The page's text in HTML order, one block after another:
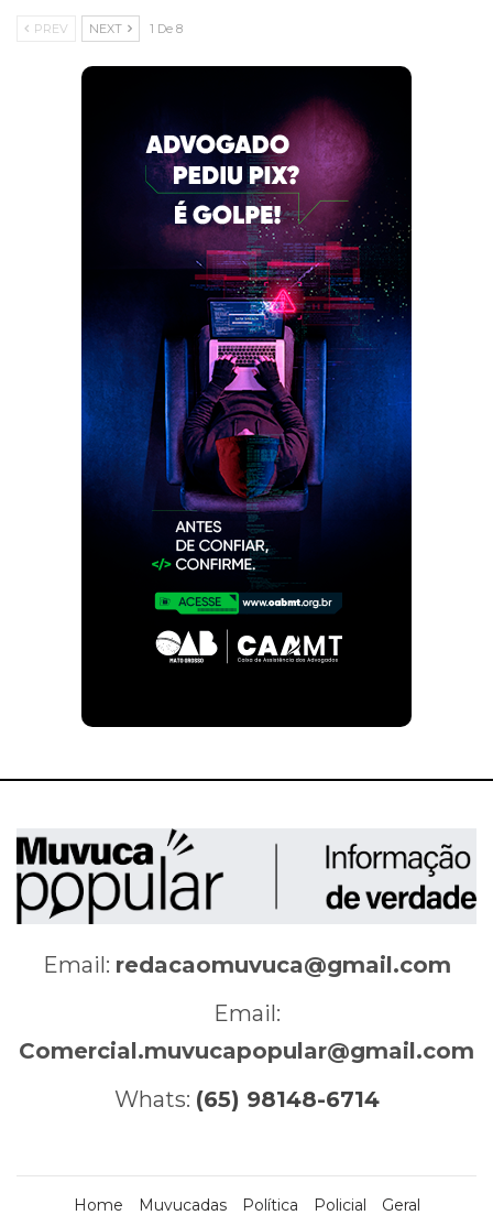
PREV NEXT 1 De 8
Email: redacaomuvuca@gmail.com
Email:
Comercial.muvucapopular@gmail.com
Whats: (65) 98148-6714
Home Muvucadas Política Policial Geral